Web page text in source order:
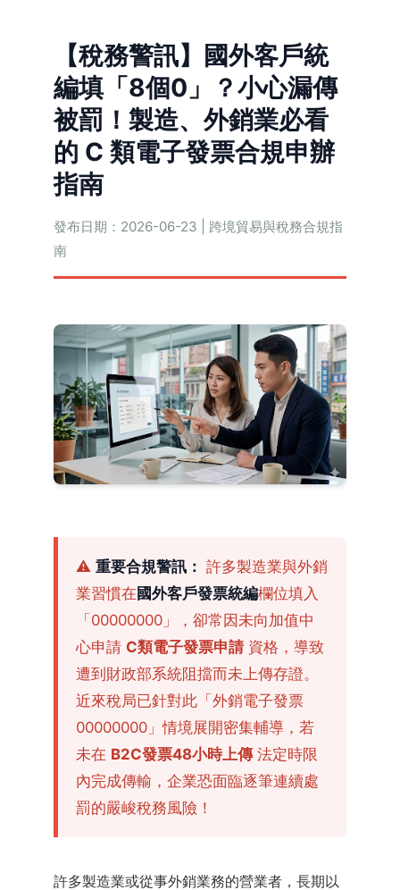
【稅務警訊】國外客戶統
編填「8個0」？小心漏傳
被罰！製造、外銷業必看
的 C 類電子發票合規申辦
指南
發布日期：2026-06-23 | 跨境貿易與稅務合規指
南
⚠️ 重要合規警訊： 許多製造業與外銷
業習慣在 國外客戶發票統編欄位填入
「00000000」，卻常因未向加值中
心申請 C類電子發票申請 資格，導致
遭到財政部系統阻擋而未上傳存證。
近來稅局已針對此「外銷電子發票
00000000」情境展開密集輔導，若
未在 B2C發票48小時上傳法定時限
內完成傳輸，企業恐面臨逐筆連續處
罰的嚴峻稅務風險！
許多製造業或從事外銷業務的營業者，長期以